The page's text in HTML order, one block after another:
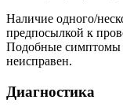
Наличие одного/
предпосылкой к
Подобные симптомы
неисправен.
Диагностика